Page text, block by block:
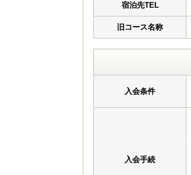
宿泊先TEL
旧コース名称
入会条件
入会手続